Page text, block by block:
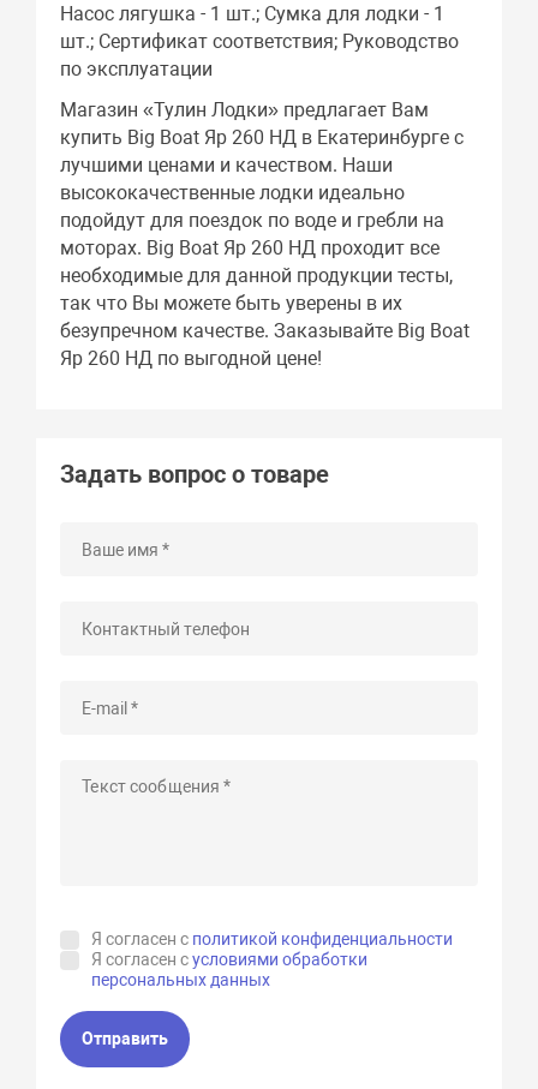
Насос лягушка - 1 шт.; Сумка для лодки - 1
шт.; Сертификат соответствия; Руководство
по эксплуатации
Магазин «Тулин Лодки» предлагает Вам
купить Big Boat Яр 260 НД в Екатеринбурге с
лучшими ценами и качеством. Наши
высококачественные лодки идеально
подойдут для поездок по воде и гребли на
моторах. Big Boat Яр 260 НД проходит все
необходимые для данной продукции тесты,
так что Вы можете быть уверены в их
безупречном качестве. Заказывайте Big Boat
Яр 260 НД по выгодной цене!
Задать вопрос о товаре
Я согласен с политикой конфиденциальности
Я согласен сусловиями обработки
персональных данных
Отправить